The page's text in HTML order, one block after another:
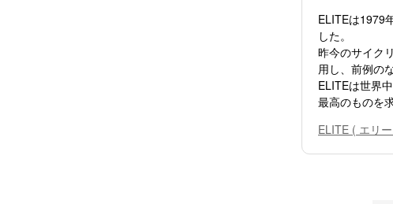
ELITEは1979
した。
昨今のサイク
用し、前例の
ELITEは世界
最高のものを
ELITE ( エリ